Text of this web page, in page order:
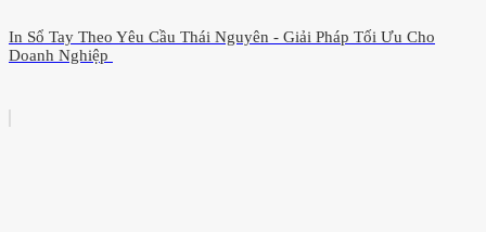
In Sổ Tay Theo Yêu Cầu Thái Nguyên - Giải Pháp Tối Ưu Cho
Doanh Nghiệp